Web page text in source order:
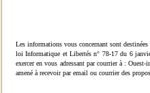
Les informations vous concernant sont
loi Informatique et Libertés n° 78-17 du 6
exercer en vous adressant par courrier à :
amené à recevoir par email ou courrier des